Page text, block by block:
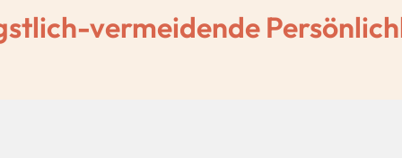
vermeidende